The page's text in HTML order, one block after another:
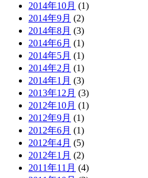
2014年10月 (1)
2014年9月 (2)
2014年8月 (3)
2014年6月 (1)
2014年5月 (1)
2014年2月 (1)
2014年1月 (3)
2013年12月 (3)
2012年10月 (1)
2012年9月 (1)
2012年6月 (1)
2012年4月 (5)
2012年1月 (2)
2011年11月 (4)